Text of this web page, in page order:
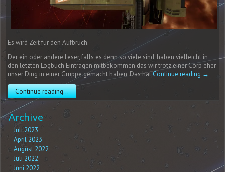
Es wird Zeit für den Aufbruch.
Der ein oder andere Leser, falls es denn so viele sind, haben vielleicht in
den letzten Logbuch Einträgen mitbekommen das wir trotz einer Corp eher
unser Ding in einer Gruppe gemacht haben. Das hatContinue reading →
Continue reading...
Archive
Juli 2023
April 2023
August 2022
Juli 2022
Juni 2022